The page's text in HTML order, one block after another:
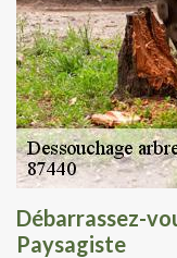
Débarrassez-
Paysagiste